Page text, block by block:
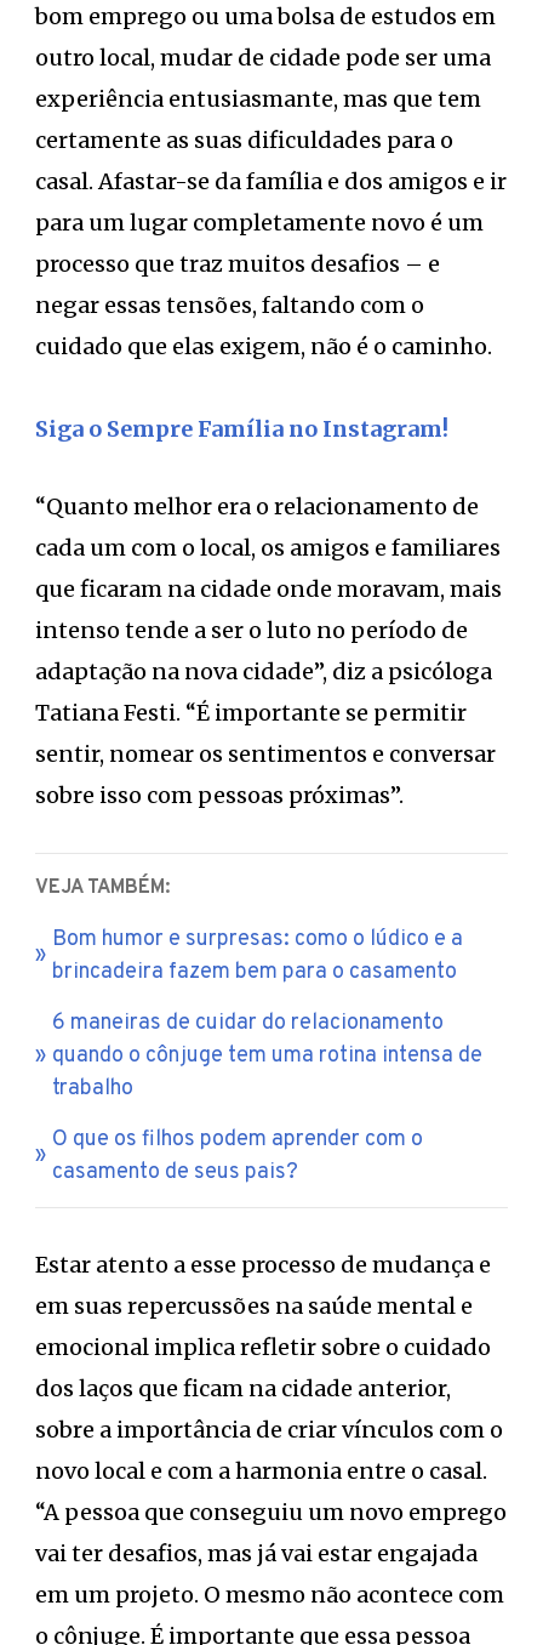
bom emprego ou uma bolsa de estudos em
outro local, mudar de cidade pode ser uma
experiência entusiasmante, mas que tem
certamente as suas dificuldades para o
casal. Afastar-se da família e dos amigos e ir
para um lugar completamente novo é um
processo que traz muitos desafios – e
negar essas tensões, faltando com o
cuidado que elas exigem, não é o caminho.
Siga o Sempre Família no Instagram!
“Quanto melhor era o relacionamento de
cada um com o local, os amigos e familiares
que ficaram na cidade onde moravam, mais
intenso tende a ser o luto no período de
adaptação na nova cidade”, diz a psicóloga
Tatiana Festi. “É importante se permitir
sentir, nomear os sentimentos e conversar
sobre isso com pessoas próximas”.
VEJA TAMBÉM:
Bom humor e surpresas: como o lúdico e a
brincadeira fazem bem para o casamento
6 maneiras de cuidar do relacionamento
quando o cônjuge tem uma rotina intensa de
trabalho
O que os filhos podem aprender com o
casamento de seus pais?
Estar atento a esse processo de mudança e
em suas repercussões na saúde mental e
emocional implica refletir sobre o cuidado
dos laços que ficam na cidade anterior,
sobre a importância de criar vínculos com o
novo local e com a harmonia entre o casal.
“A pessoa que conseguiu um novo emprego
vai ter desafios, mas já vai estar engajada
em um projeto. O mesmo não acontece com
o cônjuge. É importante que essa pessoa